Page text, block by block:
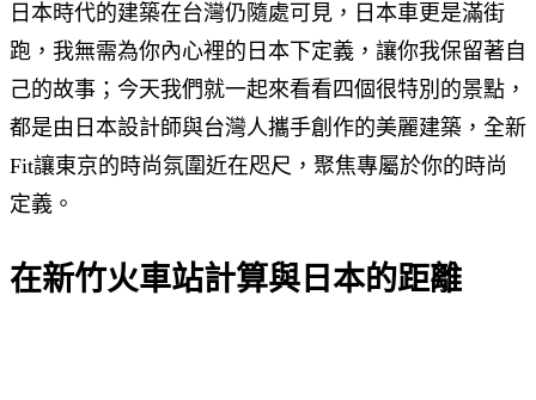
日本時代的建築在台灣仍隨處可見，日本車更是滿街
跑，我無需為你內心裡的日本下定義，讓你我保留著自
己的故事；今天我們就一起來看看四個很特別的景點，
都是由日本設計師與台灣人攜手創作的美麗建築，全新
Fit讓東京的時尚氛圍近在咫尺，聚焦專屬於你的時尚
定義。
在新竹火車站計算與日本的距離